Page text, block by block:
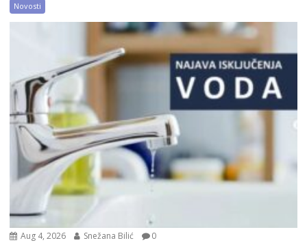
Novosti
Aug 4, 2026 Snežana Bilić 0